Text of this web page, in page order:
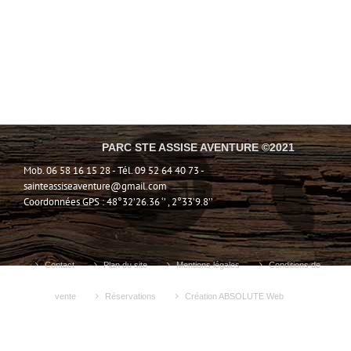
PARC STE ASSISE AVENTURE ©2021
Mob. 06 58 16 15 28 - Tél. 09 52 64 40 73 -
sainteassiseaventure@gmail.com
Coordonnées GPS : 48°32’26.36 ‘’ , 2°33’9.8’’
Contact Plan du site Mentions légales Conditions de
vente Réservations Création ABSOLUTE Web